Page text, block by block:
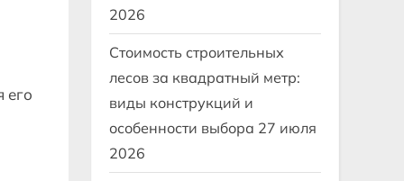
его
2026
Стоимость строительных
лесов за квадратный метр:
виды конструкций и
особенности выбора 27 июля
2026